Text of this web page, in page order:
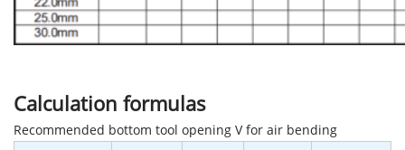
Calculation formulas
Recommended bottom tool opening V for air bending